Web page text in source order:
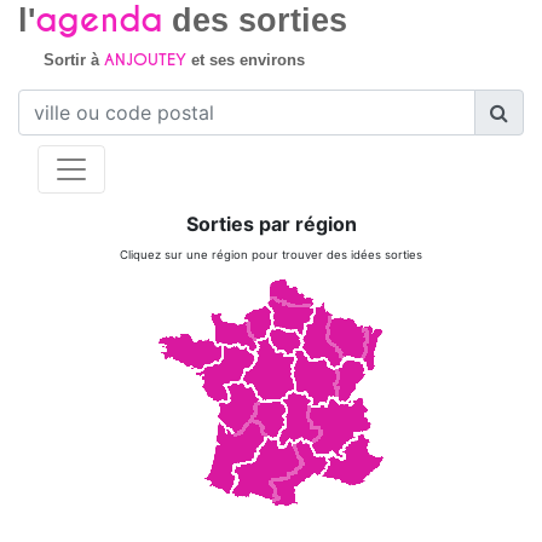
l'agenda des sorties
Sortir à ANJOUTEYet ses environs
Sorties par région
Cliquez sur une région pour trouver des idées sorties